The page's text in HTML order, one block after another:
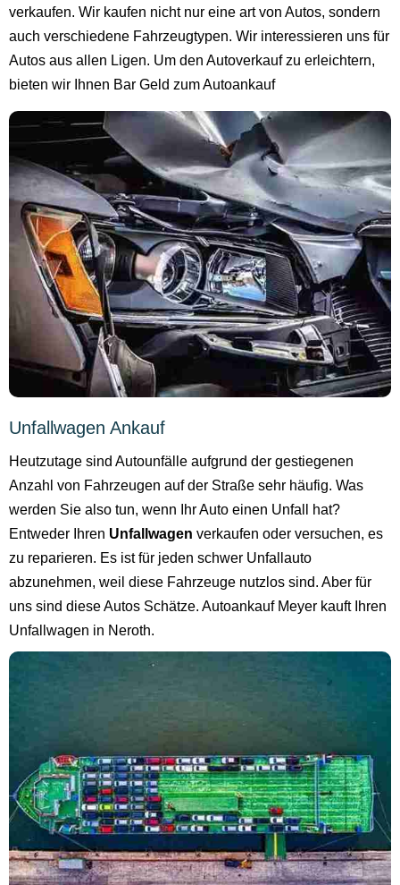
verkaufen. Wir kaufen nicht nur eine art von Autos, sondern
auch verschiedene Fahrzeugtypen. Wir interessieren uns für
Autos aus allen Ligen. Um den Autoverkauf zu erleichtern,
bieten wir Ihnen Bar Geld zum Autoankauf
Unfallwagen Ankauf
Heutzutage sind Autounfälle aufgrund der gestiegenen
Anzahl von Fahrzeugen auf der Straße sehr häufig. Was
werden Sie also tun, wenn Ihr Auto einen Unfall hat?
Entweder Ihren Unfallwagen verkaufen oder versuchen, es
zu reparieren. Es ist für jeden schwer Unfallauto
abzunehmen, weil diese Fahrzeuge nutzlos sind. Aber für
uns sind diese Autos Schätze. Autoankauf Meyer kauft Ihren
Unfallwagen in Neroth.